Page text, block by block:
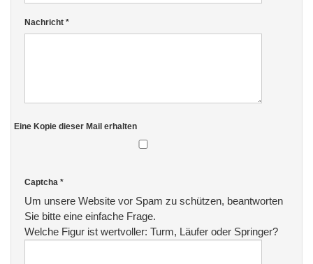
Nachricht *
Eine Kopie dieser Mail erhalten
Captcha *
Um unsere Website vor Spam zu schützen, beantworten
Sie bitte eine einfache Frage.
Welche Figur ist wertvoller: Turm, Läufer oder Springer?